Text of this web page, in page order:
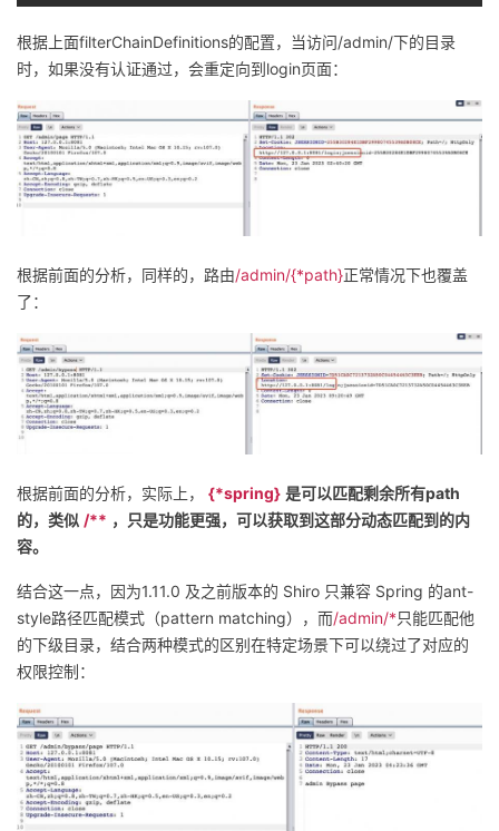
根据上面filterChainDefinitions的配置，当访问/admin/下的目录
时，如果没有认证通过，会重定向到login页面：
根据前面的分析，同样的，路由/admin/{*path}正常情况下也覆盖
了：
根据前面的分析，实际上， {*spring} 是可以匹配剩余所有path
的，类似 /** ，只是功能更强，可以获取到这部分动态匹配到的内
容。
结合这一点，因为1.11.0 及之前版本的 Shiro 只兼容 Spring 的ant-
style路径匹配模式（pattern matching），而/admin/*只能匹配他
的下级目录，结合两种模式的区别在特定场景下可以绕过了对应的
权限控制：